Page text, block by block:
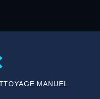
MANUEL